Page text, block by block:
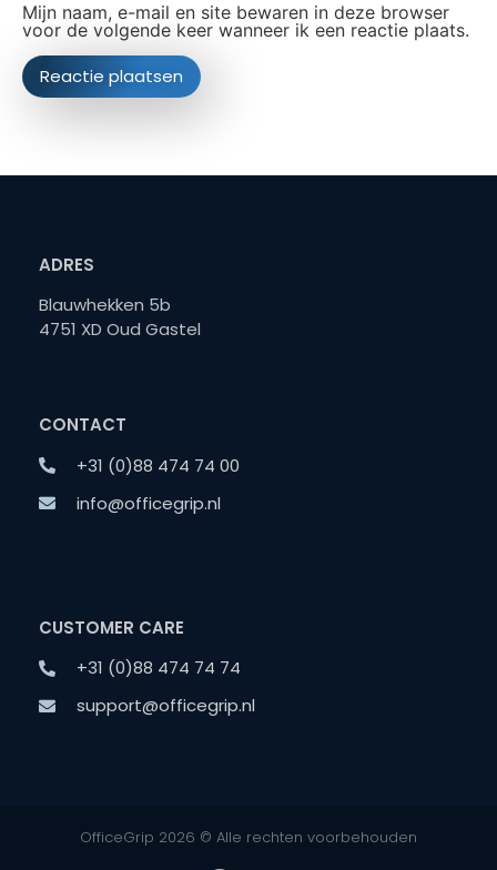
Mijn naam, e-mail en site bewaren in deze browser
voor de volgende keer wanneer ik een reactie plaats.
ADRES
Blauwhekken 5b
4751 XD Oud Gastel
CONTACT
+31 (0)88 474 74 00
info@officegrip.nl
CUSTOMER CARE
+31 (0)88 474 74 74
support@officegrip.nl
OfficeGrip 2026 © Alle rechten voorbehouden